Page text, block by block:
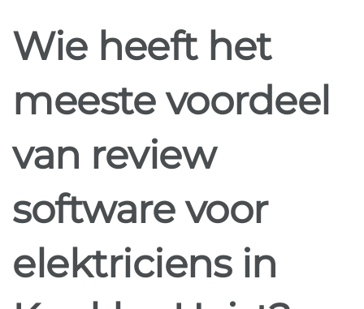
Wie heeft het
meeste voordeel
van review
software voor
elektriciens in